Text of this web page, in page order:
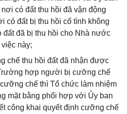
có đất thu hồi đã vận động
có đất bị thu hồi cố tình không
đất đã bị thu hồi cho Nhà nước
này;
chế thu hồi đất đã nhận được
hợp người bị cưỡng chế
chế thì Tổ chức làm nhiệm
mặt bằng phối hợp với Ủy ban
công khai quyết định cưỡng chế